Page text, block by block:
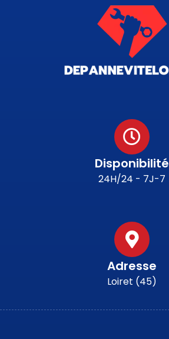
Disponibilité
24H/24 - 7J-7
Adresse
Loiret (45)